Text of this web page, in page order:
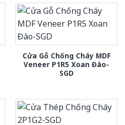
Cửa Gỗ Chống Cháy MDF
Veneer P1R5 Xoan Đào-
SGD